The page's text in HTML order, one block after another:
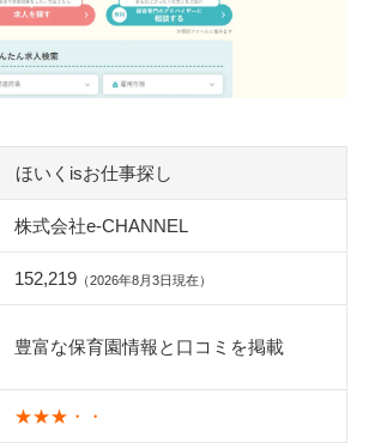
ほいくisお仕事探し
株式会社e-CHANNEL
152,219 （2026年8月3日現在）
豊富な保育園情報と口コミを掲載
★★★・・